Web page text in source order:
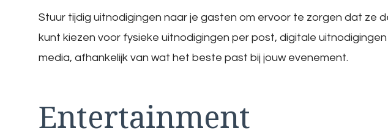
Stuur tijdig uitnodigingen naar je gasten om ervoor te zorgen dat ze
kunt kiezen voor fysieke uitnodigingen per post, digitale
media, afhankelijk van wat het beste past bij jouw evenement.
Entertainment